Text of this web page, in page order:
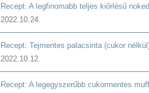
Recept: A legfinomabb teljes kiőrlésű
2022.10.24.
Recept: Tejmentes palacsinta (cukor
2022.10.12.
Recept: A legegyszerűbb cukormentes